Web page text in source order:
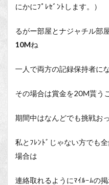
にかにﾌﾟﾚｾﾞﾝﾄします。）
るがー部屋とナジャチル部
10Mね
一人で両方の記録保持者に
その場合は賞金を20M貰う
期間中はなんどでも挑戦お
私とﾌﾚﾝﾄﾞじゃない方でも
場合は
連絡取れるようにﾏｲﾙｰﾑの